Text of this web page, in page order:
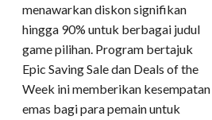
menawarkan diskon signifikan
hingga 90% untuk berbagai judul
game pilihan. Program bertajuk
Epic Saving Sale dan Deals of the
Week ini memberikan kesempatan
emas bagi para pemain untuk